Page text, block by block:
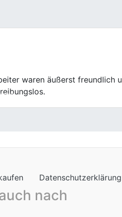
gekauft. Die transparente
Datenschutzerklärung
nach